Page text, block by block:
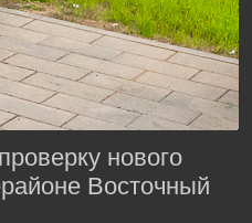
нового
Восточный